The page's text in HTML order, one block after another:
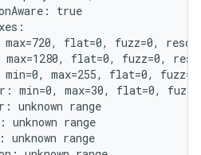
true
flat=0, fuzz=0,
flat=0, fuzz=0,
max=255, flat=0,
min=0, max=30, flat=0,
unknown range
unknown range
unknown range